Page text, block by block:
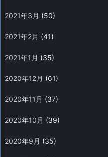
2021年3月 (50)
2021年2月 (41)
2021年1月 (35)
2020年12月 (61)
2020年11月 (37)
2020年10月 (39)
2020年9月 (35)